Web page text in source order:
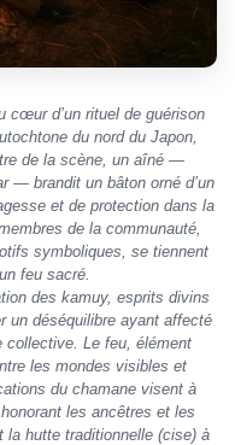
cœur d’un rituel de guérison
du nord du Japon,
de la scène, un aîné —
— brandit un bâton orné d’un
et de protection dans la
de la communauté,
symboliques, se tiennent
feu sacré.
des kamuy, esprits divins
un déséquilibre ayant affecté
collective. Le feu, élément
les mondes visibles et
du chamane visent à
les ancêtres et les
la hutte traditionnelle (cise) à